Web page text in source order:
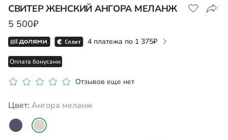
СВИТЕР ЖЕНСКИЙ АНГОРА МЕЛАНЖ
5 500₽
4 платежа по 1 375
Оплата бонусами
Отзывов еще нет
Цвет: ангора меланж